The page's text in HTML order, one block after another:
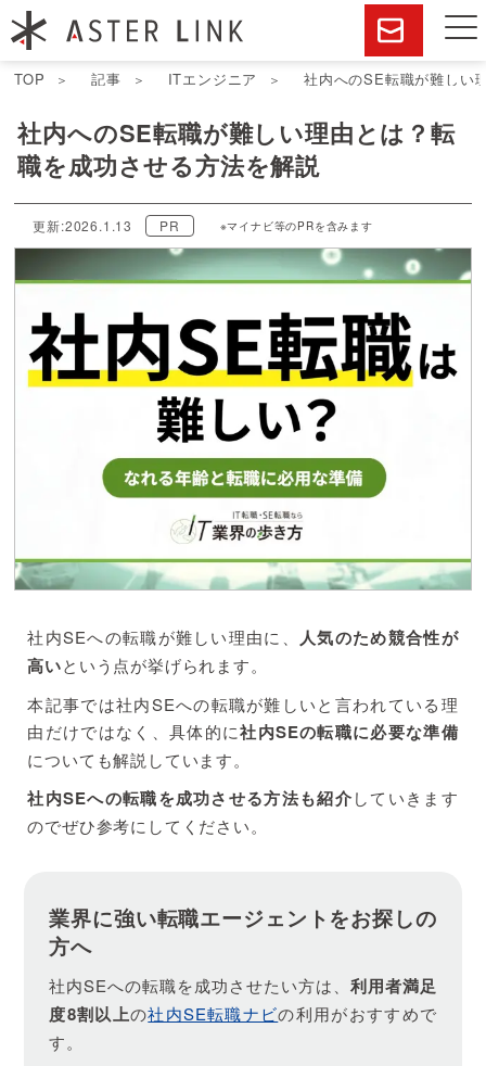
TOP 記事 ITエンジニア 社内へのSE転職が難しい
社内へのSE転職が難しい理由とは？転
職を成功させる方法を解説
更新:2026.1.13 PR ※マイナビ等のPRを含みます
社内SEへの転職が難しい理由に、 人気のため競合性が
高いという点が挙げられます。
本記事では社内SEへの転職が難しいと言われている理
由だけではなく、具体的に社内SEの転職に必要な準備
についても解説しています。
社内SEへの転職を成功させる方法も紹介していきます
のでぜひ参考にしてください。
業界に強い転職エージェントをお探しの
方へ
社内SEへの転職を成功させたい方は、 利用者満足
度8割以上の社内SE転職ナビの利用がおすすめで
す。